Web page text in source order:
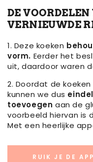
DE
VERNIEUWDE
1. Deze koeken
vorm. Eerder het
uit, daardoor waren
2. Doordat de
kunnen we dus
toevoegen aan de
voorbeeld hiervan is
Met een heerlijke
RUIK JE DE